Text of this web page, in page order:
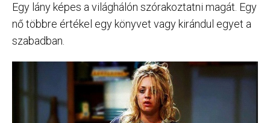
Egy lány képes a világhálón szórakoztatni magát. Egy
nő többre értékel egy könyvet vagy kirándul egyet a
szabadban.